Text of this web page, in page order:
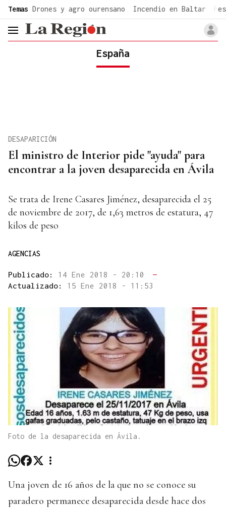
Temas Drones y agro ourensano Incendio en Baltar
header.menu.open
España
El ministro de Interior pide "ayuda" para
encontrar a la joven desaparecida en Ávila
DESAPARICIÓN
Se trata de Irene Casares Jiménez, desaparecida el 25
de noviembre de 2017, de 1,63 metros de estatura, 47
kilos de peso
AGENCIAS
Publicado: 14 Ene 2018 - 20:10
—
Actualizado: 15 Ene 2018 - 11:53
Foto de la desaparecida en Ávila.
Una joven de 16 años de la que no se conoce su
paradero permanece desaparecida desde hace dos